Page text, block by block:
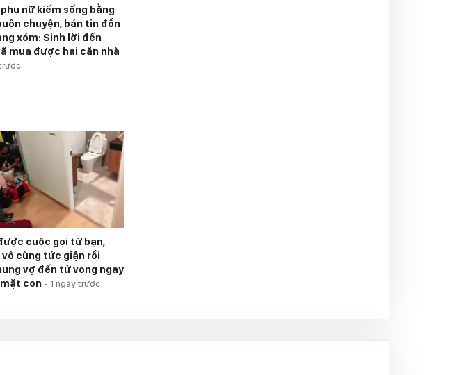
nữ kiếm sống bằng
chuyện, bán tin đồn
xóm: Sinh lời đến
mua được hai căn nhà
cuộc gọi từ bạn,
vô cùng tức giận rồi
vợ đến tử vong ngay
con - 1 ngày trước